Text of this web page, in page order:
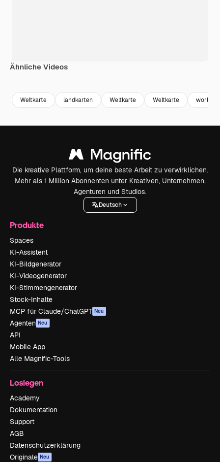
Ähnliche Videos
Weltkarte landkarten Weltkarte Weltkarte worl
Die kreative Plattform, um deine beste Arbeit zu verwirklichen.
Mehr als 1 Million Abonnenten unter Kreativen, Unternehmen,
Agenturen und Studios.
Deutsch
Produkte
Spaces
KI-Assistent
KI-Bildgenerator
KI-Videogenerator
KI-Stimmengenerator
Stock-Inhalte
MCP für Claude/ChatGPT Neu
Agenten Neu
API
Mobile App
Alle Magnific-Tools
Loslegen
Academy
Dokumentation
Support
AGB
Datenschutzerklärung
Originale Neu